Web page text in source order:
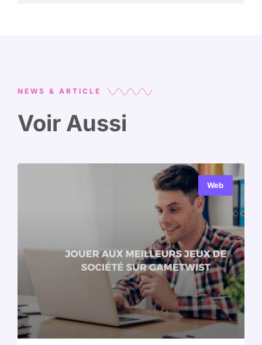
NEWS & ARTICLE
Voir Aussi
Web